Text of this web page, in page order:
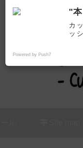
カ
"
カ
ッ
Powered by Push7